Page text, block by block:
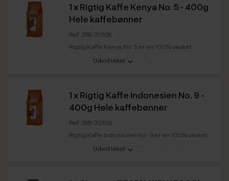
Bedst før
Honduras No. 1: 05.02.2027
1 xRigtig Kaffe Kenya No. 5 - 400g
Hele kaffebønner
Ref: 25B-20105
Rigtig Kaffe Kenya No. 5 er en 100% vasket
arabica fra det østafrikanske land, Kenya - en
Ristedato
Kenya No. 5: 27.02.2026
Bedst før
Kenya No. 5: 27.02.2028
Udvid tekst
1 xRigtig Kaffe Indonesien No. 9 -
400g Hele kaffebønner
Ref: 25B-20109
Rigtig Kaffe Indonesien No. 9 er en 100% vasket
arabica fra Gayo-regionen i det nordlige
Udvid tekst